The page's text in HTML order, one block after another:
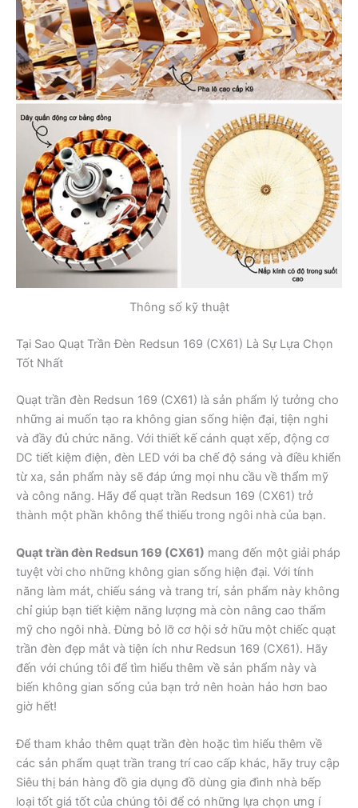
Thông số kỹ thuật
Tại Sao Quạt Trần Đèn Redsun 169 (CX61) Là Sự Lựa Chọn
Tốt Nhất
Quạt trần đèn Redsun 169 (CX61) là sản phẩm lý tưởng cho
những ai muốn tạo ra không gian sống hiện đại, tiện nghi
và đầy đủ chức năng. Với thiết kế cánh quạt xếp, động cơ
DC tiết kiệm điện, đèn LED với ba chế độ sáng và điều khiển
từ xa, sản phẩm này sẽ đáp ứng mọi nhu cầu về thẩm mỹ
và công năng. Hãy để quạt trần Redsun 169 (CX61) trở
thành một phần không thể thiếu trong ngôi nhà của bạn.
Quạt trần đèn Redsun 169 (CX61) mang đến một giải pháp
tuyệt vời cho những không gian sống hiện đại. Với tính
năng làm mát, chiếu sáng và trang trí, sản phẩm này không
chỉ giúp bạn tiết kiệm năng lượng mà còn nâng cao thẩm
mỹ cho ngôi nhà. Đừng bỏ lỡ cơ hội sở hữu một chiếc quạt
trần đèn đẹp mắt và tiện ích như Redsun 169 (CX61). Hãy
đến với chúng tôi để tìm hiểu thêm về sản phẩm này và
biến không gian sống của bạn trở nên hoàn hảo hơn bao
giờ hết!
Để tham khảo thêm quạt trần đèn hoặc tìm hiểu thêm về
các sản phẩm quạt trần trang trí cao cấp khác, hãy truy cập
Siêu thị bán hàng đồ gia dụng đồ dùng gia đình nhà bếp
loại tốt giá tốt của chúng tôi để có những lựa chọn ưng í